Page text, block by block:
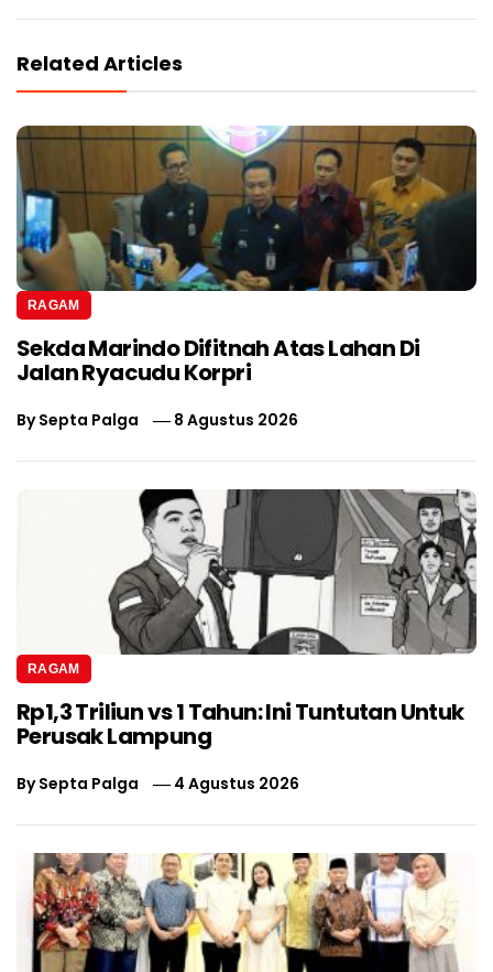
Related Articles
RAGAM
Sekda Marindo Difitnah Atas Lahan Di
Jalan Ryacudu Korpri
BySepta Palga 8 Agustus 2026
RAGAM
Rp1,3 Triliun vs 1 Tahun: Ini Tuntutan Untuk
Perusak Lampung
BySepta Palga 4 Agustus 2026